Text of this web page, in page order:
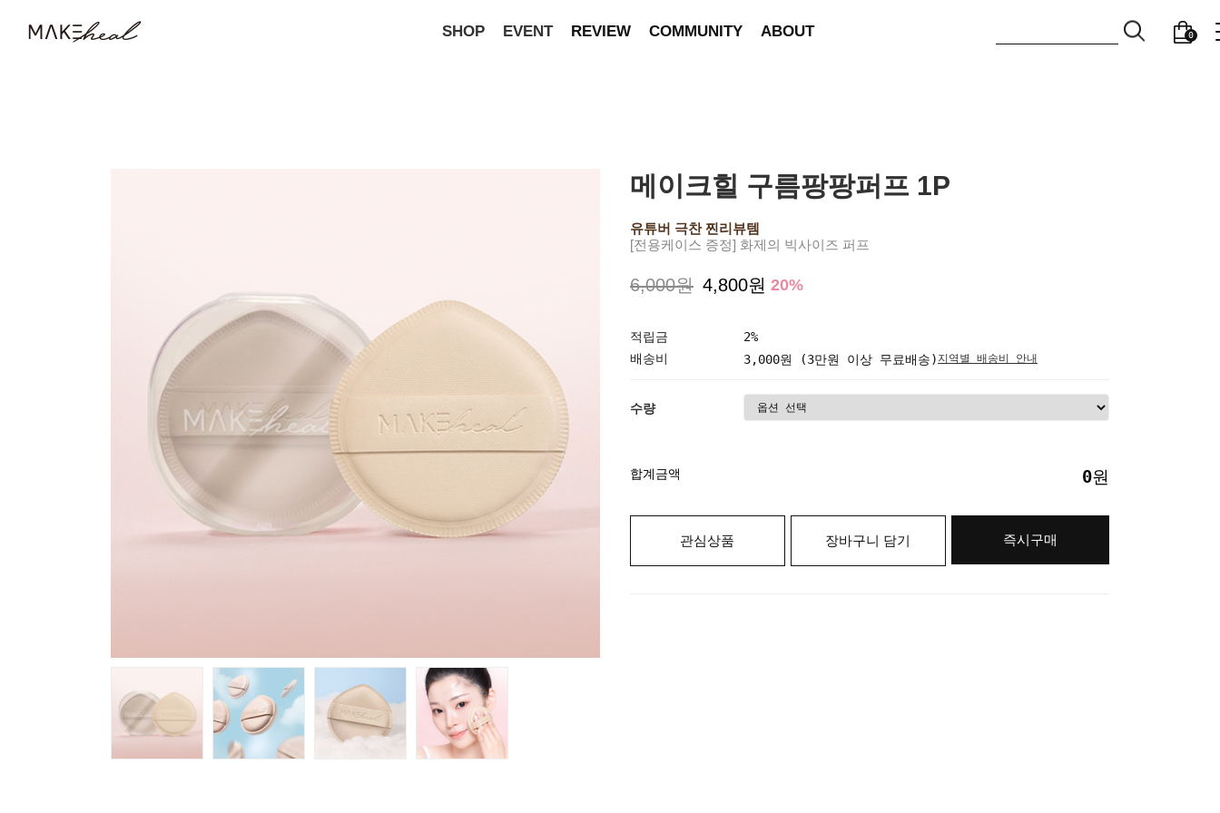
SHOP EVENT REVIEW COMMUNITY ABOUT 0
메이크힐 구름팡팡퍼프 1P
유튜버 극찬 찐리뷰템
[전용케이스 증정] 화제의 빅사이즈 퍼프
6,000원 4,800원 20%
적립금
2%
배송비
3,000원 (3만원 이상 무료배송) 지역별 배송비 안내
수량
합계금액 0원
관심상품 장바구니 담기 즉시구매